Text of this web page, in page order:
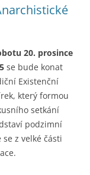
20. prosince
se bude konat
Existenční
který formou
setkání
podzimní
z velké části